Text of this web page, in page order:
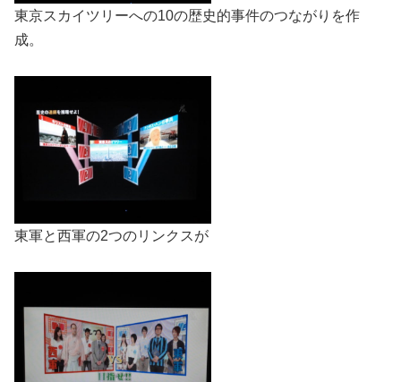
東京スカイツリーへの10の歴史的事件のつながりを作
成。
東軍と西軍の2つのリンクスが